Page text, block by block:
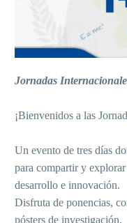
Jornadas
¡Bienvenidos a las
Un evento de tres días
para compartir y
desarrollo e innovación.
Disfruta de ponencias,
pósters de investigación.